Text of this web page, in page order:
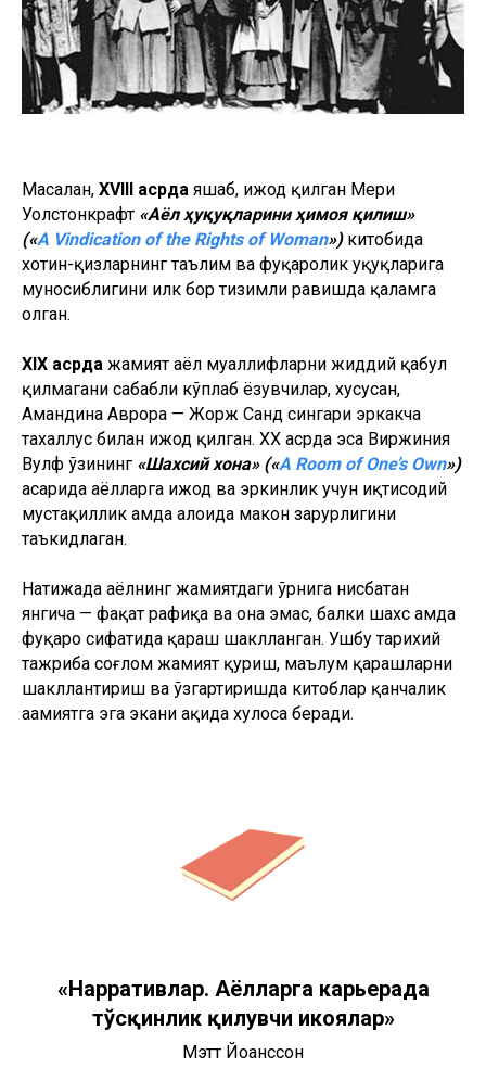
Масалан, XVIII асрда яшаб, ижод қилган Мери
Уолстонкрафт «Аёл ҳуқуқларини ҳимоя қилиш»
(«A Vindication of the Rights of Woman»)китобида
хотин-қизларнинг таълим ва фуқаролик ҳуқуқларига
муносиблигини илк бор тизимли равишда қаламга
олган.
ХIХ асрда жамият аёл муаллифларни жиддий қабул
қилмагани сабабли кўплаб ёзувчилар, хусусан,
Амандина Аврора — Жорж Санд сингари эркакча
тахаллус билан ижод қилган. ХХ асрда эса Виржиния
Вулф ўзининг «Шахсий хона» («A Room of One’s Own»)
асарида аёлларга ижод ва эркинлик учун иқтисодий
мустақиллик ҳамда алоҳида макон зарурлигини
таъкидлаган.
Натижада аёлнинг жамиятдаги ўрнига нисбатан
янгича — фақат рафиқа ва она эмас, балки шахс ҳамда
фуқаро сифатида қараш шаклланган. Ушбу тарихий
тажриба соғлом жамият қуриш, маълум қарашларни
шакллантириш ва ўзгартиришда китоблар қанчалик
аҳамиятга эга экани ҳақида хулоса беради.
«Нарративлар. Аёлларга карьерада
тўсқинлик қилувчи ҳикоялар»
Мэтт Йоҳанссон